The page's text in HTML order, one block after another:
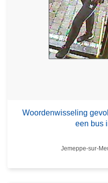
Woordenwisseling
een bus
Plaats
Jemeppe-sur-